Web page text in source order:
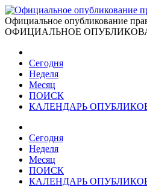
Официальное опубликование
ОФИЦИАЛЬНОЕ
Сегодня
Неделя
Месяц
ПОИСК
КАЛЕНДАРЬ
Сегодня
Неделя
Месяц
ПОИСК
КАЛЕНДАРЬ